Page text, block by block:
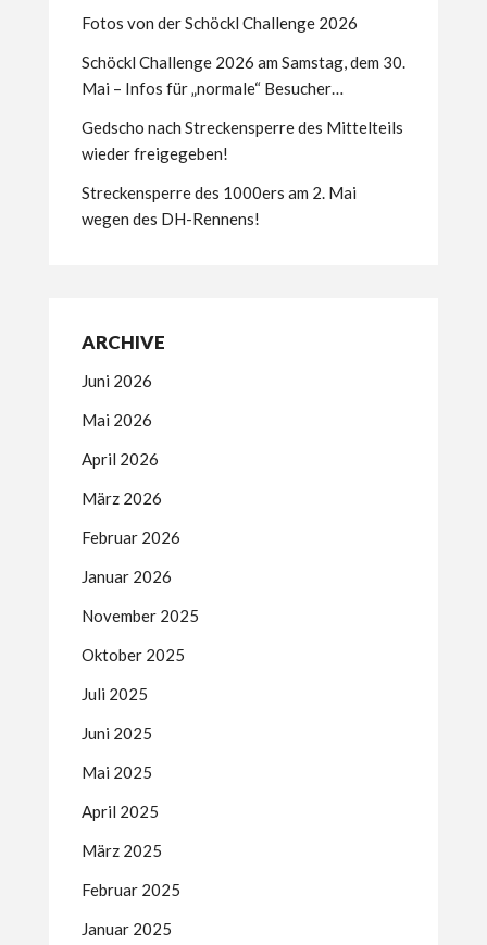
Fotos von der Schöckl Challenge 2026
Schöckl Challenge 2026 am Samstag, dem 30.
Mai – Infos für „normale“ Besucher…
Gedscho nach Streckensperre des Mittelteils
wieder freigegeben!
Streckensperre des 1000ers am 2. Mai
wegen des DH-Rennens!
ARCHIVE
Juni 2026
Mai 2026
April 2026
März 2026
Februar 2026
Januar 2026
November 2025
Oktober 2025
Juli 2025
Juni 2025
Mai 2025
April 2025
März 2025
Februar 2025
Januar 2025